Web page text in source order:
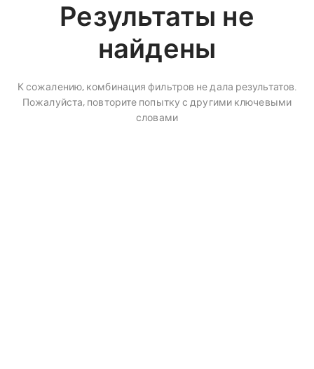
Результаты не
найдены
К сожалению, комбинация фильтров не дала результатов.
Пожалуйста, повторите попытку с другими ключевыми
словами